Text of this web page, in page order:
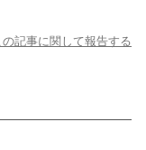
の記事に関して報告する